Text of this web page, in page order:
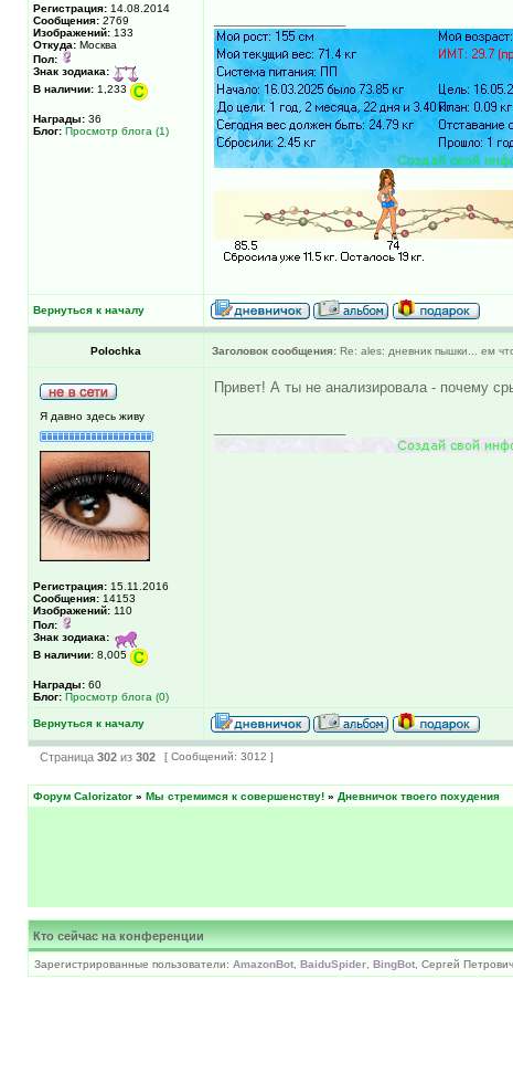
Регистрация: 14.08.2014
Сообщения: 2769
Изображений: 133
Откуда: Москва
Пол:
Знак зодиака:
В наличии: 1,233
Награды: 36
Блог: Просмотр блога (1)
Вернуться к началу
Polochka Заголовок сообщения: Re: ales: дневник пышки... ем
Я давно здесь живу
Регистрация: 15.11.2016
Сообщения: 14153
Изображений: 110
Пол:
Знак зодиака:
В наличии: 8,005
Награды: 60
Блог: Просмотр блога (0)
Привет! А ты не анализировала - почему
Вернуться к началу
Страница 302 из 302 [ Сообщений: 3012 ]
Форум Calorizator » Мы стремимся к совершенству! » Дневничок твоего похудения
Кто сейчас на конференции
Зарегистрированные пользователи: AmazonBot BaiduSpider BingBot , Сергей